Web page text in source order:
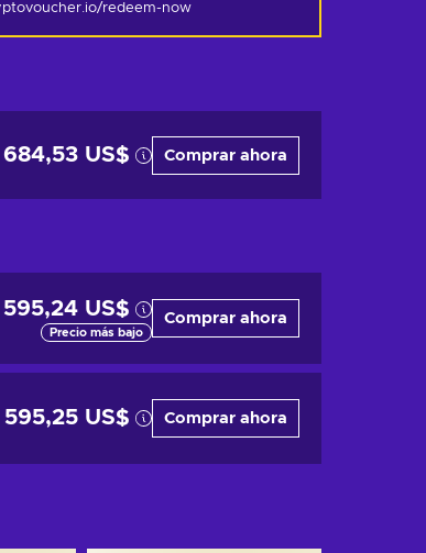
redeem-now
684,53 US$ Comprar ahora
595,24 US$
Precio más bajo
Comprar ahora
595,25 US$ Comprar ahora